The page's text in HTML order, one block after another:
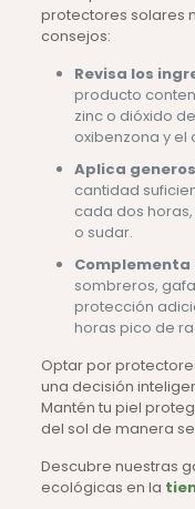
protectores solares
consejos:
Revisa los
producto
zinc o dióxido
oxibenzona y el
Aplica
cantidad
cada dos
o sudar.
sombreros,
protección
horas pico de
Optar por
una decisión
Mantén tu piel
del sol de manera
Descubre nuestras
ecológicas en la